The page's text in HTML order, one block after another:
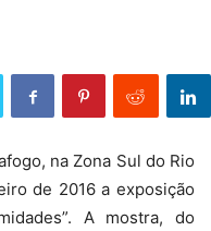
na Zona Sul do Rio
de 2016 a exposição
A mostra, do